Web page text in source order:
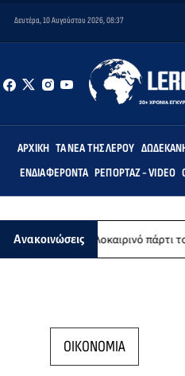
Δευτέρα, 10 Αυγούστου 2026, 08:37
ΑΡΧΙΚΉ ΤΑ ΝΈΑ ΤΗΣ ΛΈΡΟΥ
ΕΝΔΙΑΦΈΡΟΝΤΑ ΡΕΠΟΡΤΆΖ - VIDEO
Ανακοινώσεις
το καλοκαιρινό πάρτι του
ΟΙΚΟΝΟΜΙΑ